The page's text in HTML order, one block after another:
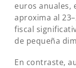
euros anuales,
aproxima al
fiscal
de pequeña
En contraste,